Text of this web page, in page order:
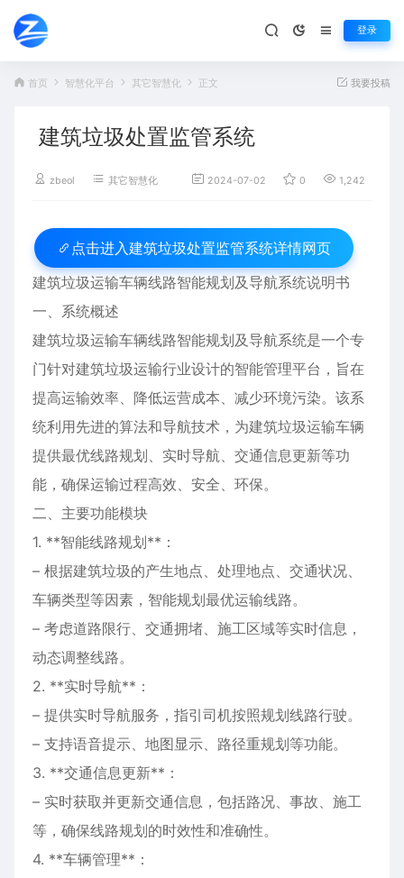
登录
首页 智慧化平台 其它智慧化 正文 我要投稿
建筑垃圾处置监管系统
zbeol 其它智慧化 2024-07-02 0 1,242
点击进入 建筑垃圾处置监管系统详情网页
建筑垃圾运输车辆线路智能规划及导航系统说明书
一、系统概述
建筑垃圾运输车辆线路智能规划及导航系统是一个专
门针对建筑垃圾运输行业设计的智能管理平台，旨在
提高运输效率、降低运营成本、减少环境污染。该系
统利用先进的算法和导航技术，为建筑垃圾运输车辆
提供最优线路规划、实时导航、交通信息更新等功
能，确保运输过程高效、安全、环保。
二、主要功能模块
1. **智能线路规划**：
– 根据建筑垃圾的产生地点、处理地点、交通状况、
车辆类型等因素，智能规划最优运输线路。
– 考虑道路限行、交通拥堵、施工区域等实时信息，
动态调整线路。
2. **实时导航**：
– 提供实时导航服务，指引司机按照规划线路行驶。
– 支持语音提示、地图显示、路径重规划等功能。
3. **交通信息更新**：
– 实时获取并更新交通信息，包括路况、事故、施工
等，确保线路规划的时效性和准确性。
4. **车辆管理**：